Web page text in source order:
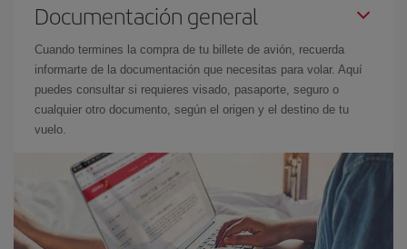
Documentación general
Cuando termines la compra de tu billete de avión, recuerda
informarte de la documentación que necesitas para volar. Aquí
puedes consultar si requieres visado, pasaporte, seguro o
cualquier otro documento, según el origen y el destino de tu
vuelo.